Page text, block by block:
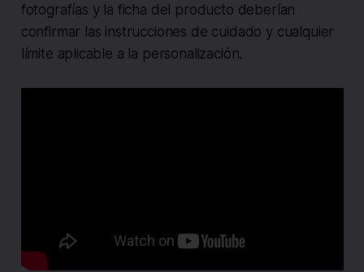
fotografías y la ficha del producto deberían
confirmar las instrucciones de cuidado y cualquier
límite aplicable a la personalización.